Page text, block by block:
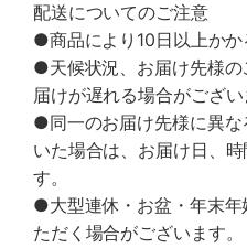
配送についてのご注意
●商品により10日以上かか
●天候状況、お届け先様
届けが遅れる場合がござい
●同一のお届け先様に異
いた場合は、お届け日、
す。
●大型連休・お盆・年末
ただく場合がございます。